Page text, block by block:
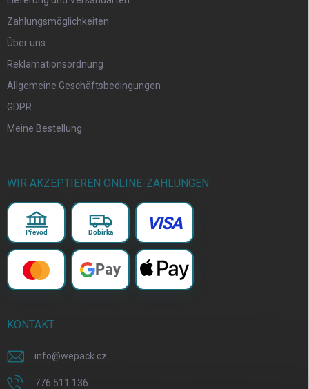
Zahlungsmöglichkeiten
Über uns
Reklamationsordnung
Allgemeine Geschäftsbedingungen
GDPR
Meine Bestellung
WIR AKZEPTIEREN ONLINE-ZAHLUNGEN
Převod Dobírka VISA
Pay
KONTAKT
info@wepack.cz
776 511 136